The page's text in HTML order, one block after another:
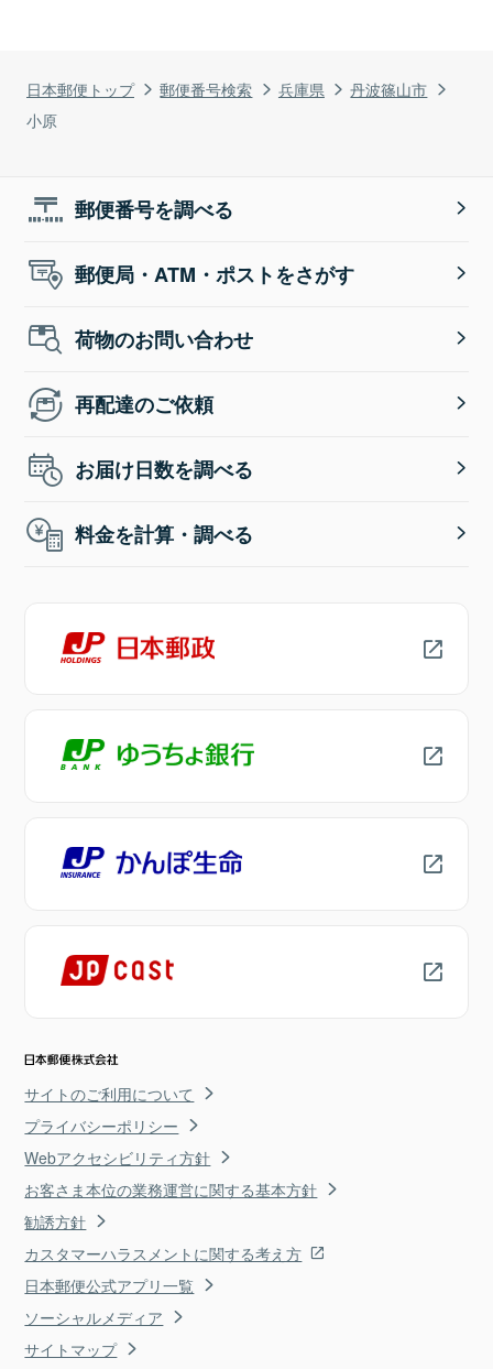
日本郵便トップ 郵便番号検索 兵庫県
丹波篠山市
小原
郵便番号を調べる
郵便局・ATM・ポストをさがす
荷物のお問い合わせ
再配達のご依頼
お届け日数を調べる
料金を計算・調べる
サイトのご利用について
プライバシーポリシー
Webアクセシビリティ方針
お客さま本位の業務運営に関する基本方針
勧誘方針
カスタマーハラスメントに関する考え方
日本郵便公式アプリ一覧
ソーシャルメディア
サイトマップ